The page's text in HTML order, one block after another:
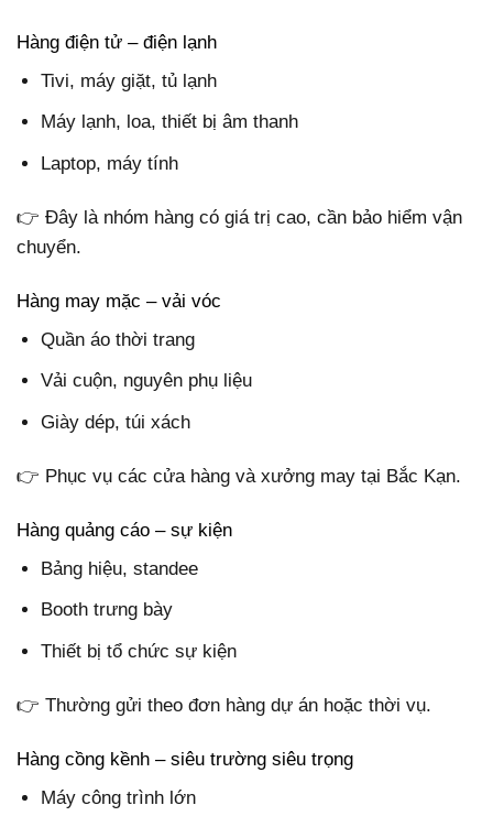
Hàng điện tử – điện lạnh
Tivi, máy giặt, tủ lạnh
Máy lạnh, loa, thiết bị âm thanh
Laptop, máy tính
👉 Đây là nhóm hàng có giá trị cao, cần bảo hiểm vận
chuyển.
Hàng may mặc – vải vóc
Quần áo thời trang
Vải cuộn, nguyên phụ liệu
Giày dép, túi xách
👉 Phục vụ các cửa hàng và xưởng may tại Bắc Kạn.
Hàng quảng cáo – sự kiện
Bảng hiệu, standee
Booth trưng bày
Thiết bị tổ chức sự kiện
👉 Thường gửi theo đơn hàng dự án hoặc thời vụ.
Hàng cồng kềnh – siêu trường siêu trọng
Máy công trình lớn